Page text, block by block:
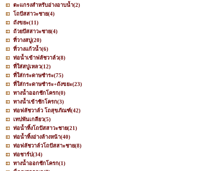
ตะแกรงสำหรับอ่างอาบน้ำ(2)
โถปัสสาวะชาย(4)
ถังขยะ(11)
ถ้วยปัสสาวะชาย(4)
ที่วางสบู่(20)
ที่วางแก้วน้ำ(6)
ท่อน้ำเข้าฟลัชวาล์ว(8)
ที่ใส่สบู่เหลว(12)
ที่ใส่กระดาษชำระ(75)
ที่ใส่กระดาษชำระ+ถังขยะ(23)
ทางน้ำออกชักโครก(0)
ทางน้ำเข้าชักโครก(3)
ท่อฟลัชวาล์ว โถสุขภัณฑ์(42)
เทปพันเกลียว(5)
ท่อน้ำทิ้งโถปัสสาวะชาย(21)
ท่อน้ำทิ้งอ่างล้างหน้า(40)
ท่อฟลัชวาล์วโถปัสสาะชาย(8)
ท่อชาร์ป(34)
ทางน้ำออกชักโครก(1)